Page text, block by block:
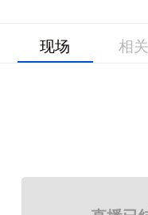
现场 相关